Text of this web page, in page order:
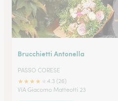
Brucchietti Antonella
PASSO CORESE
★★★★
4.3 (26)
VIA Giacomo Matteotti 23